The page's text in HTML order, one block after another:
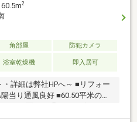
60.5m2
角部屋
防犯カメラ
浴室乾燥機 即入居可
詳細は弊社HPへ～ ■リフォー
当り通風良好 ■60.50平米の